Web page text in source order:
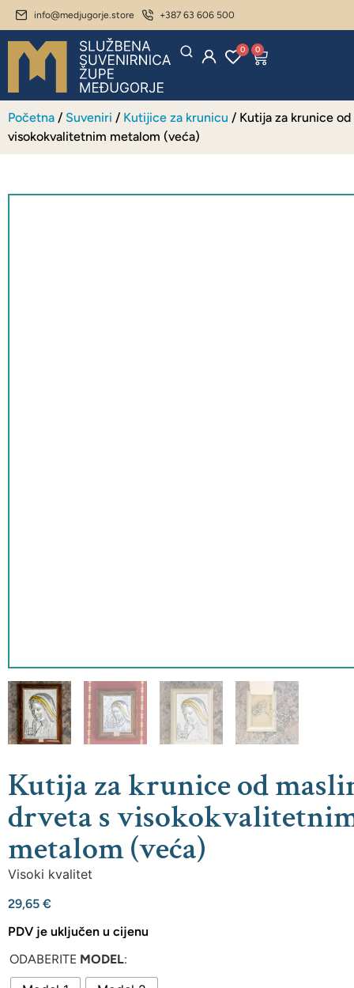
info@medjugorje.store +387 63 606 500
0 0
Početna / Suveniri / Kutijice za krunicu / Kutija za krunice
visokokvalitetnim metalom (veća)
Kutija za krunice od
drveta s
metalom (veća)
Visoki kvalitet
29,65 €
PDV je uključen u cijenu
ODABERITE MODEL: